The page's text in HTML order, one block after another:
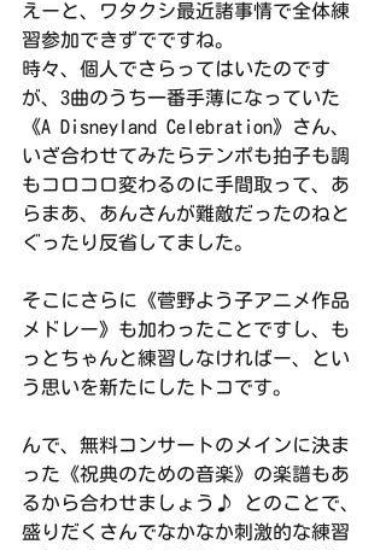
えーと、ワタクシ最近諸事情で全体練
習参加できずでですね。
時々、個人でさらってはいたのです
が、3曲のうち一番手薄になっていた
《A Disneyland Celebration》さん、
いざ合わせてみたらテンポも拍子も調
もコロコロ変わるのに手間取って、あ
らまあ、あんさんが難敵だったのねと
ぐったり反省してました。
そこにさらに《菅野よう子アニメ作品
メドレー》も加わったことですし、も
っとちゃんと練習しなければー、とい
う思いを新たにしたトコです。
んで、無料コンサートのメインに決ま
った《祝典のための音楽》の楽譜もあ
るから合わせましょう♪ とのことで、
盛りだくさんでなかなか刺激的な練習